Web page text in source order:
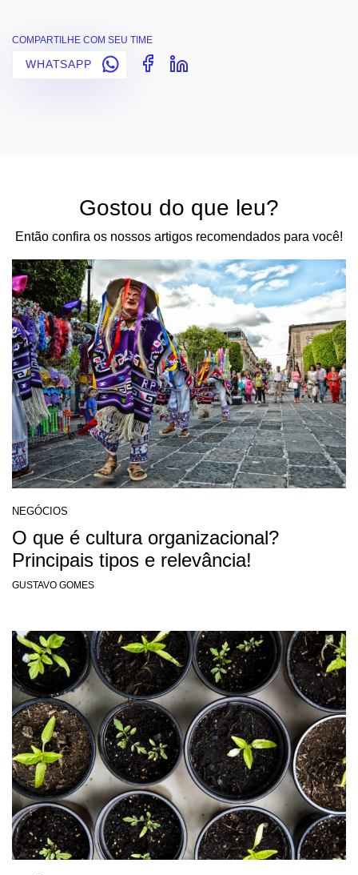
COMPARTILHE COM SEU TIME
WHATSAPP
Gostou do que leu?
Então confira os nossos artigos recomendados para você!
NEGÓCIOS
O que é cultura organizacional?
Principais tipos e relevância!
GUSTAVO GOMES